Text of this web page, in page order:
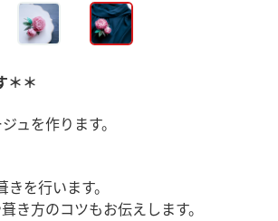
＊＊
ュを作ります。
を行います。
き方のコツもお伝えします。